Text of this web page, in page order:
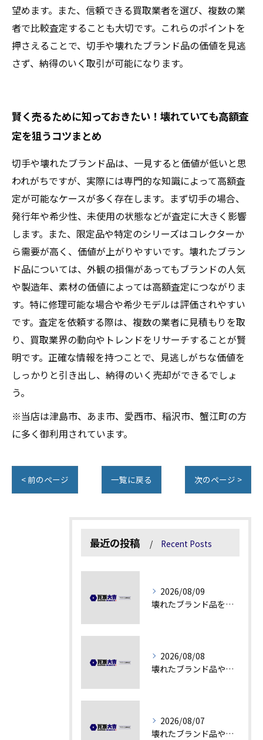
望めます。また、信頼できる買取業者を選び、複数の業
者で比較査定することも大切です。これらのポイントを
押さえることで、切手や壊れたブランド品の価値を見逃
さず、納得のいく取引が可能になります。
賢く売るために知っておきたい！壊れていても高額査
定を狙うコツまとめ
切手や壊れたブランド品は、一見すると価値が低いと思
われがちですが、実際には専門的な知識によって高額査
定が可能なケースが多く存在します。まず切手の場合、
発行年や希少性、未使用の状態などが査定に大きく影響
します。また、限定品や特定のシリーズはコレクターか
ら需要が高く、価値が上がりやすいです。壊れたブラン
ド品については、外観の損傷があってもブランドの人気
や製造年、素材の価値によっては高額査定につながりま
す。特に修理可能な場合や希少モデルは評価されやすい
です。査定を依頼する際は、複数の業者に見積もりを取
り、買取業界の動向やトレンドをリサーチすることが賢
明です。正確な情報を持つことで、見逃しがちな価値を
しっかりと引き出し、納得のいく売却ができるでしょ
う。
※当店は津島市、あま市、愛西市、稲沢市、蟹江町の方
に多く御利用されています。
< 前のページ 一覧に戻る 次のページ >
最近の投稿 Recent Posts
2026/08/09
壊れたブランド品を高額査定に変える秘訣
2026/08/08
壊れたブランド品や汚れアクセサリーの買取価値解説
2026/08/07
壊れたブランド品や古物の価値を見極める秘訣